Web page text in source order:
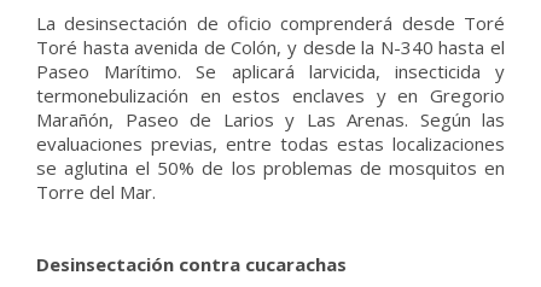
La desinsectación de oficio comprenderá desde Toré
Toré hasta avenida de Colón, y desde la N-340 hasta el
Paseo Marítimo. Se aplicará larvicida, insecticida y
termonebulización en estos enclaves y en Gregorio
Marañón, Paseo de Larios y Las Arenas. Según las
evaluaciones previas, entre todas estas localizaciones
se aglutina el 50% de los problemas de mosquitos en
Torre del Mar.
Desinsectación contra cucarachas